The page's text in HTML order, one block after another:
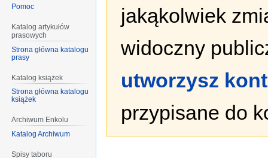
jakąkolwiek
widoczny
utworzysz
przypisane do
Pomoc
Katalog artykułów
prasowych
Strona główna katalogu
prasy
Katalog książek
Strona główna katalogu
książek
Archiwum Enkolu
Katalog Archiwum
Spisy taboru